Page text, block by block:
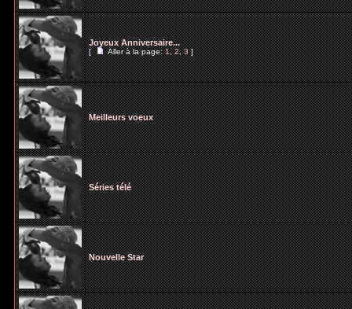
Joyeux Anniversaire...
[ Aller à la page:1,2,3]
Meilleurs voeux
Séries télé
Nouvelle Star